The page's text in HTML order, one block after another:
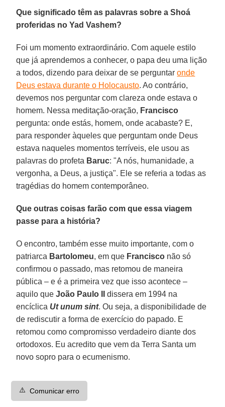
Que significado têm as palavras sobre a Shoá
proferidas no Yad Vashem?
Foi um momento extraordinário. Com aquele estilo
que já aprendemos a conhecer, o papa deu uma lição
a todos, dizendo para deixar de se perguntaronde
Deus estava durante o Holocausto. Ao contrário,
devemos nos perguntar com clareza onde estava o
homem. Nessa meditação-oração, Francisco
pergunta: onde estás, homem, onde acabaste? E,
para responder àqueles que perguntam onde Deus
estava naqueles momentos terríveis, ele usou as
palavras do profeta Baruc: "A nós, humanidade, a
vergonha, a Deus, a justiça". Ele se referia a todas as
tragédias do homem contemporâneo.
Que outras coisas farão com que essa viagem
passe para a história?
O encontro, também esse muito importante, com o
patriarca Bartolomeu, em que Francisco não só
confirmou o passado, mas retomou de maneira
pública – e é a primeira vez que isso acontece –
aquilo queJoão Paulo II
dissera em 1994 na
encíclica Ut unum sint. Ou seja, a disponibilidade de
de rediscutir a forma de exercício do papado. E
retomou como compromisso verdadeiro diante dos
ortodoxos. Eu acredito que vem da Terra Santa um
novo sopro para o ecumenismo.
⚠️ Comunicar erro